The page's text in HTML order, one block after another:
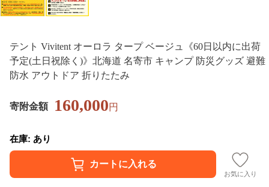
テント Vivitent オーロラ タープ ベージュ《60日以内に出荷
予定(土日祝除く)》北海道 名寄市 キャンプ 防災グッズ 避難
防水 アウトドア 折りたたみ
寄附金額 160,000円
在庫: あり
お気に入り